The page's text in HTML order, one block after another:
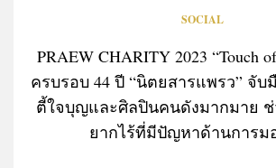
SOCIAL
PRAEW CHARITY 2023 “Touch
ครบรอบ 44 ปี “นิตยสารแพรว” จับ
ตี้ใจบุญและศิลปินคนดังมากมาย ช่
ยากไร้ที่มีปัญหาด้านการม